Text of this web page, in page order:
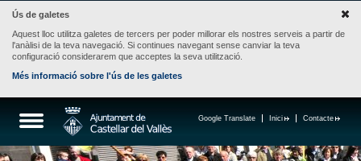
Ús de galetes
Aquest lloc utilitza galetes de tercers per poder millorar els nostres serveis a partir de
l'anàlisi de la teva navegació. Si continues navegant sense canviar la teva
configuració considerarem que acceptes la seva utilització.
Més informació sobre l'ús de les galetes
Contacte
Inici
Google Translate